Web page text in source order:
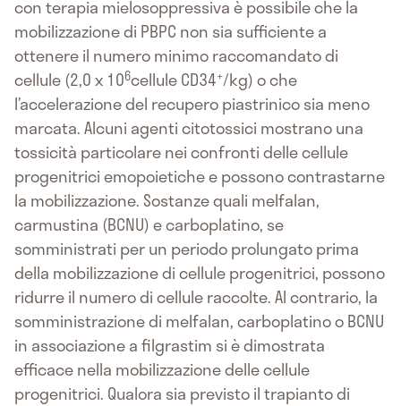
con terapia mielosoppressiva è possibile che la
mobilizzazione di PBPC non sia sufficiente a
ottenere il numero minimo raccomandato di
cellule (2,0 x 106cellule CD34+/kg) o che
l’accelerazione del recupero piastrinico sia meno
marcata. Alcuni agenti citotossici mostrano una
tossicità particolare nei confronti delle cellule
progenitrici emopoietiche e possono contrastarne
la mobilizzazione. Sostanze quali melfalan,
carmustina (BCNU) e carboplatino, se
somministrati per un periodo prolungato prima
della mobilizzazione di cellule progenitrici, possono
ridurre il numero di cellule raccolte. Al contrario, la
somministrazione di melfalan, carboplatino o BCNU
in associazione a filgrastim si è dimostrata
efficace nella mobilizzazione delle cellule
progenitrici. Qualora sia previsto il trapianto di